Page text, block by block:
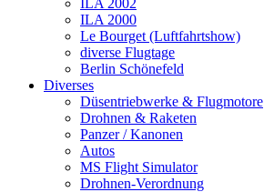
ILA 2002
ILA 2000
Le Bourget (Luftfahrtshow)
diverse Flugtage
Berlin Schönefeld
Diverses
Düsentriebwerke & Flugmotore
Drohnen & Raketen
Panzer / Kanonen
Autos
MS Flight Simulator
Drohnen-Verordnung